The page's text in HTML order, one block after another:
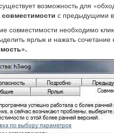
возможность для
с предыдущими
совместимости необходимо
ярлык и нажать